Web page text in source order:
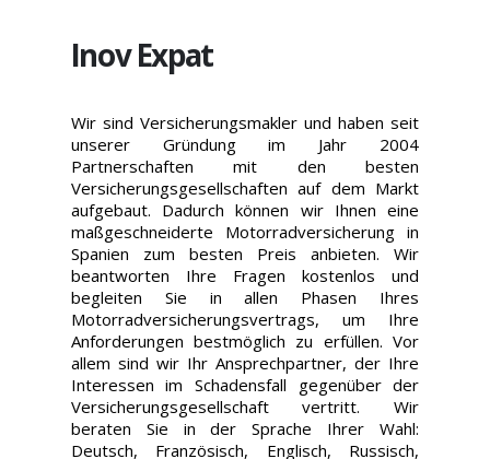
Inov Expat
Wir sind Versicherungsmakler und haben seit
unserer Gründung im Jahr 2004
Partnerschaften mit den besten
Versicherungsgesellschaften auf dem Markt
aufgebaut. Dadurch können wir Ihnen eine
maßgeschneiderte Motorradversicherung in
Spanien zum besten Preis anbieten. Wir
beantworten Ihre Fragen kostenlos und
begleiten Sie in allen Phasen Ihres
Motorradversicherungsvertrags, um Ihre
Anforderungen bestmöglich zu erfüllen. Vor
allem sind wir Ihr Ansprechpartner, der Ihre
Interessen im Schadensfall gegenüber der
Versicherungsgesellschaft vertritt. Wir
beraten Sie in der Sprache Ihrer Wahl:
Deutsch, Französisch, Englisch, Russisch,